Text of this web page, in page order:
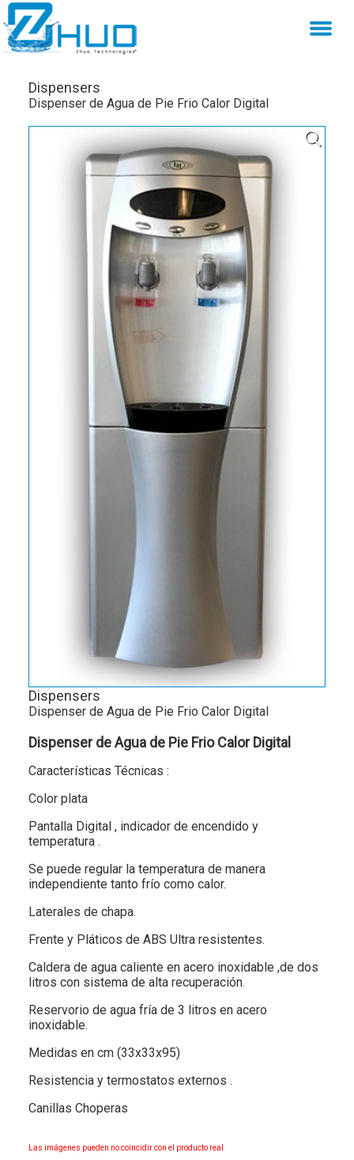
Dispensers
Dispenser de Agua de Pie Frio Calor Digital
Dispensers
Dispenser de Agua de Pie Frio Calor Digital
Dispenser de Agua de Pie Frio Calor Digital
Características Técnicas :
Color plata
Pantalla Digital , indicador de encendido y
temperatura .
Se puede regular la temperatura de manera
independiente tanto frío como calor.
Laterales de chapa.
Frente y Pláticos de ABS Ultra resistentes.
Caldera de agua caliente en acero inoxidable ,de dos
litros con sistema de alta recuperación.
Reservorio de agua fría de 3 litros en acero
inoxidable.
Medidas en cm (33x33x95)
Resistencia y termostatos externos .
Canillas Choperas
Las imágenes pueden no coincidir con el producto real